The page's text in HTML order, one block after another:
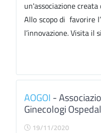
un'associazione
Allo scopo di favorire
l’innovazione. Visita il
AOGOI-
Ginecologi
19/11/2020